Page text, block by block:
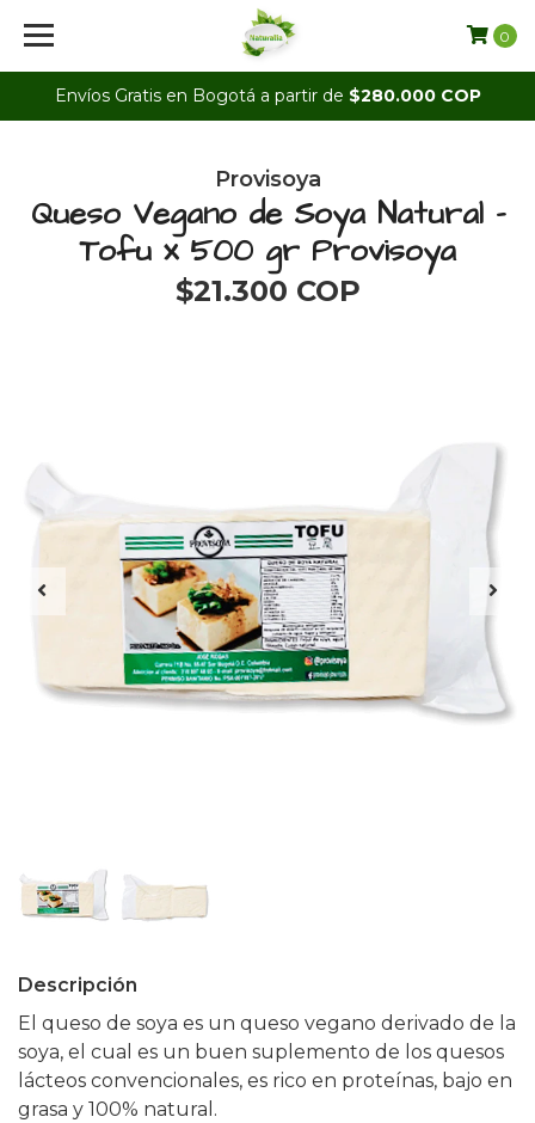
Envíos Gratis en Bogotá a partir de $280.000 COP
0
Provisoya
Queso Vegano de Soya Natural -
Tofu x 500 gr Provisoya
$21.300 COP
Descripción
El queso de soya es un queso vegano derivado de la
soya, el cual es un buen suplemento de los quesos
lácteos convencionales, es rico en proteínas, bajo en
grasa y 100% natural.